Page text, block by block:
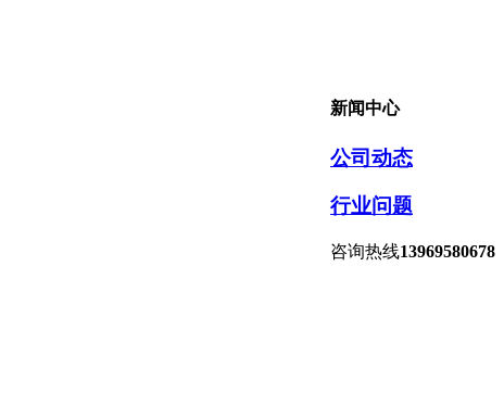
新闻中心
公司动态
行业问题
咨询热线13969580678